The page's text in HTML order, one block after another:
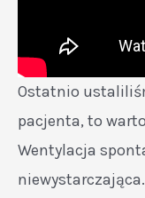
Ostatnio
pacjenta, to
Wentylacja